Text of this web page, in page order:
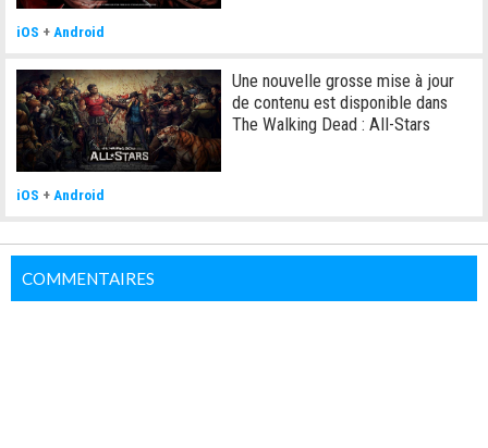
iOS + Android
Une nouvelle grosse mise à jour
de contenu est disponible dans
The Walking Dead : All-Stars
iOS + Android
COMMENTAIRES